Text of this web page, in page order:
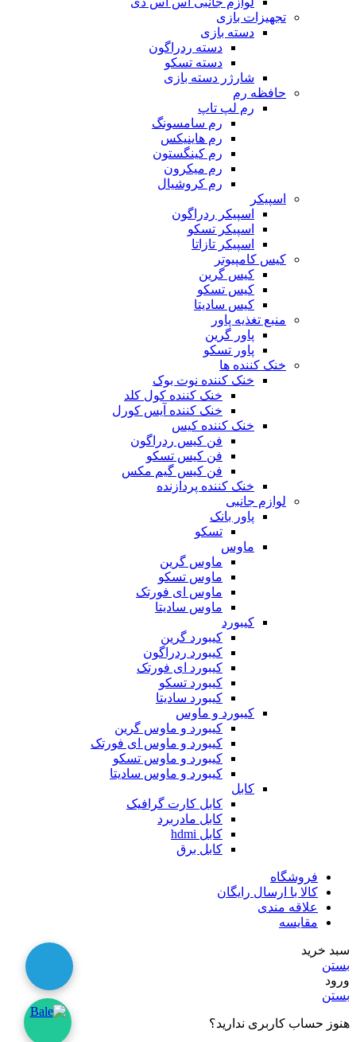
تجهیزات بازی
دسته بازی
دسته ردراگون
دسته تسکو
شارژر دسته بازی
حافظه رم
رم لپ تاپ
رم سامسونگ
رم هاینیکس
رم کینگستون
رم میکرون
رم کروشیال
اسپیکر
اسپیکر ردراگون
اسپیکر تسکو
اسپیکر تازاتا
کیس کامپیوتر
کیس گرین
کیس تسکو
کیس سادیتا
منبع تغذیه‌ پاور
پاور گرین
پاور تسکو
خنک کننده ها
خنک کننده نوت بوک
خنک کننده کول کلد
خنک کننده آیس کورل
خنک کننده کیس
فن کیس ردراگون
فن کیس تسکو
فن کیس گیم مکس
خنک کننده پردازنده
لوازم جانبی
پاور بانک
تسکو
ماوس
ماوس گرین
ماوس تسکو
ماوس ای فورتک
ماوس سادیتا
کیبورد
کیبورد گرین
کیبورد ردراگون
کیبورد ای فورتک
کیبورد تسکو
کیبورد سادیتا
کیبورد و ماوس
کیبورد و ماوس گرین
کیبورد و ماوس ای فورتک
کیبورد و ماوس تسکو
کیبورد و ماوس سادیتا
کابل
کابل کارت گرافیک
کابل مادربرد
کابل hdmi
کابل برق
فروشگاه
کالا با ارسال رایگان
علاقه مندی
مقایسه
سبد خرید
بستن
ورود
بستن
هنوز حساب کاربری ندارید؟